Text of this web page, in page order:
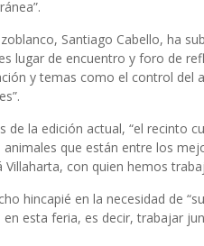
Santiago Cabello, ha
lugar de encuentro y foro de
y temas como el control del
de la edición actual, “el recinto
animales que están entre los
con quien hemos
hincapié en la necesidad de
esta feria, es decir, trabajar